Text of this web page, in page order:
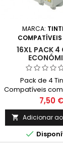
MARCA:
COMPATÍVEIS
16XL PACK 4
Pack de 4
Compatíveis com
constituído por:
Compatíveis
T1631 -
Tinteiros
16XL Ciano,
- Capacidade: 11,6
Preço
7,50 €
 Adicionar
